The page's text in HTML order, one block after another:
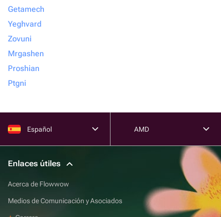
Getamech
Yeghvard
Zovuni
Mrgashen
Proshian
Ptgni
Español AMD
Enlaces útiles
Acerca de Flowwow
Medios de Comunicación y Asociados